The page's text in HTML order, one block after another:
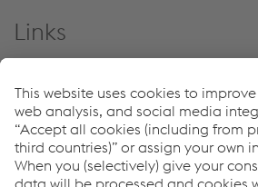
Links
Download Center
Programa de garantía de 5 años
Búsqueda de distribuidores